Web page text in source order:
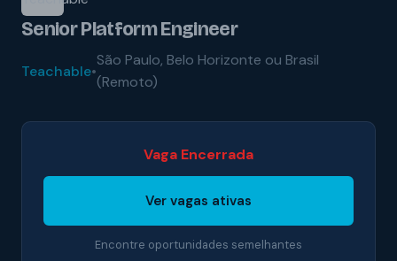
Senior Platform Engineer
Teachable•
São Paulo, Belo Horizonte ou Brasil
(Remoto)
Vaga Encerrada
Ver vagas ativas
Encontre oportunidades semelhantes